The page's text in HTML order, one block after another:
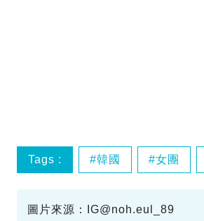
Tags : 韓國 女團
圖片來源：
IG@noh.eul
_89